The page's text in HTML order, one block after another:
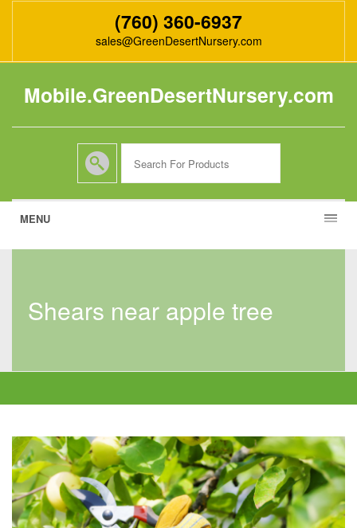
(760) 360-6937
sales@GreenDesertNursery.com
Mobile.GreenDesertNursery.com
MENU
shears near apple tree